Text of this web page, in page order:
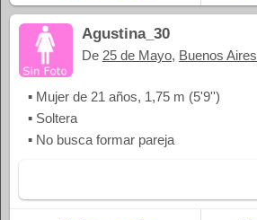
Agustina_30
De 25 de Mayo, Buenos Aires
▪ Mujer de 21 años, 1,75 m (5'9'')
▪ Soltera
▪ No busca formar pareja